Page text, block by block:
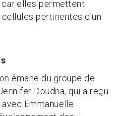
elles permettent
pertinentes d'un
émane du groupe de
Doudna, qui a reçu
Emmanuelle